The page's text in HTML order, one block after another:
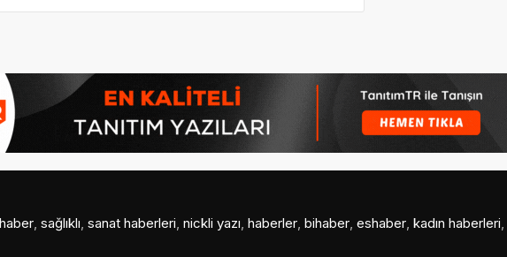
haber, sağlıklı, sanat haberleri, nickli yazı, haberler, bihaber, eshaber, kadın haberleri,